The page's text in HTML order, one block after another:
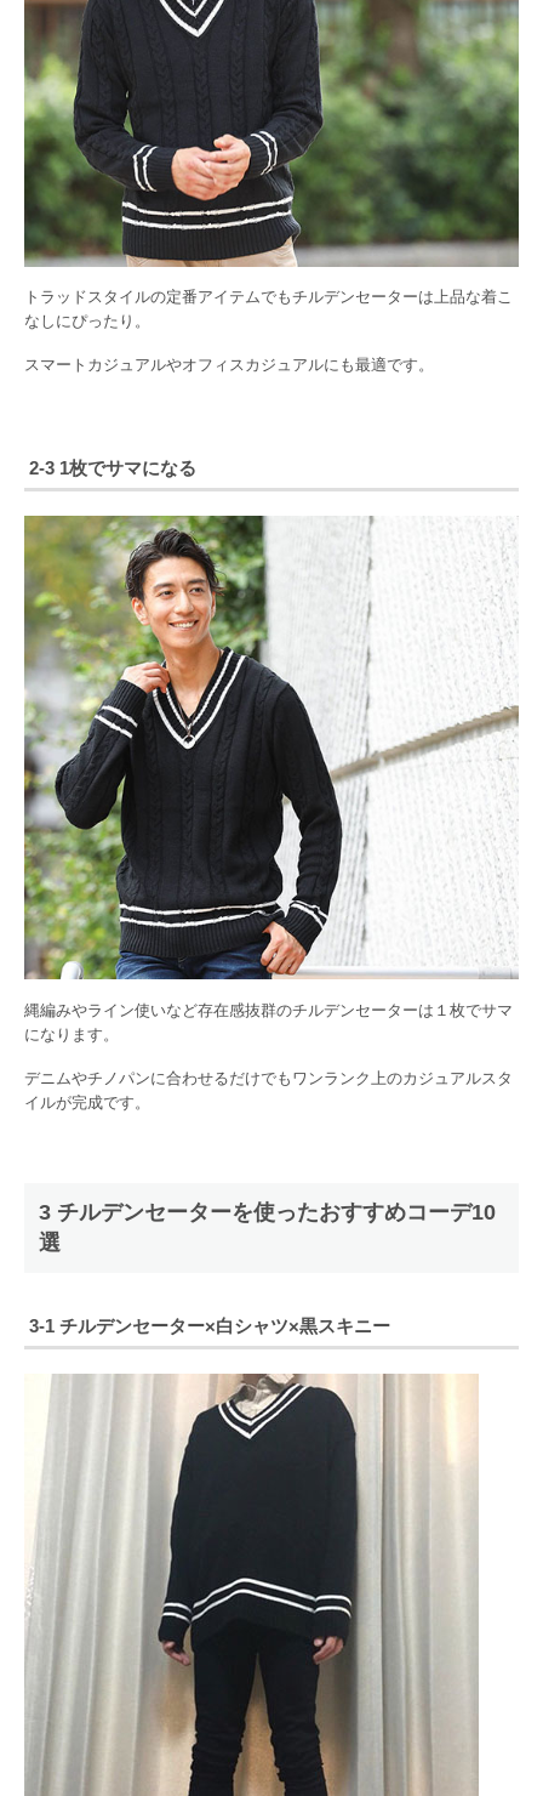
トラッドスタイルの定番アイテムでもチルデンセーターは上品な着こ
なしにぴったり。
スマートカジュアルやオフィスカジュアルにも最適です。
2-3 1枚でサマになる
縄編みやライン使いなど存在感抜群のチルデンセーターは１枚でサマ
になります。
デニムやチノパンに合わせるだけでもワンランク上のカジュアルスタ
イルが完成です。
3 チルデンセーターを使ったおすすめコーデ10
選
3-1 チルデンセーター×白シャツ×黒スキニー